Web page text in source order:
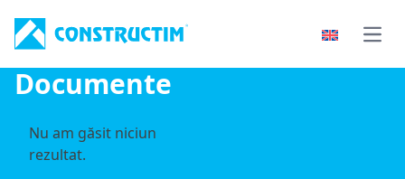
Documente
Nu am găsit niciun
rezultat.